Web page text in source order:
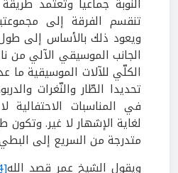
النوبة جماعيا وتعتمد
تنقسم الفرقة إلى
ويعود ذلك بالأساس إلى
الجانب الموسيقي الآلي من
الكلّي للآلات الموسيقية ما
تحديدا الطّار والنّغرات
في المناسبات الاحتفالية
لغاية الإشهار لا غير. وتكون
متدرجة من السريع إلى
ويقول الشيخ عمر قصد الله